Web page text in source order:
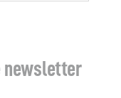
newsletter